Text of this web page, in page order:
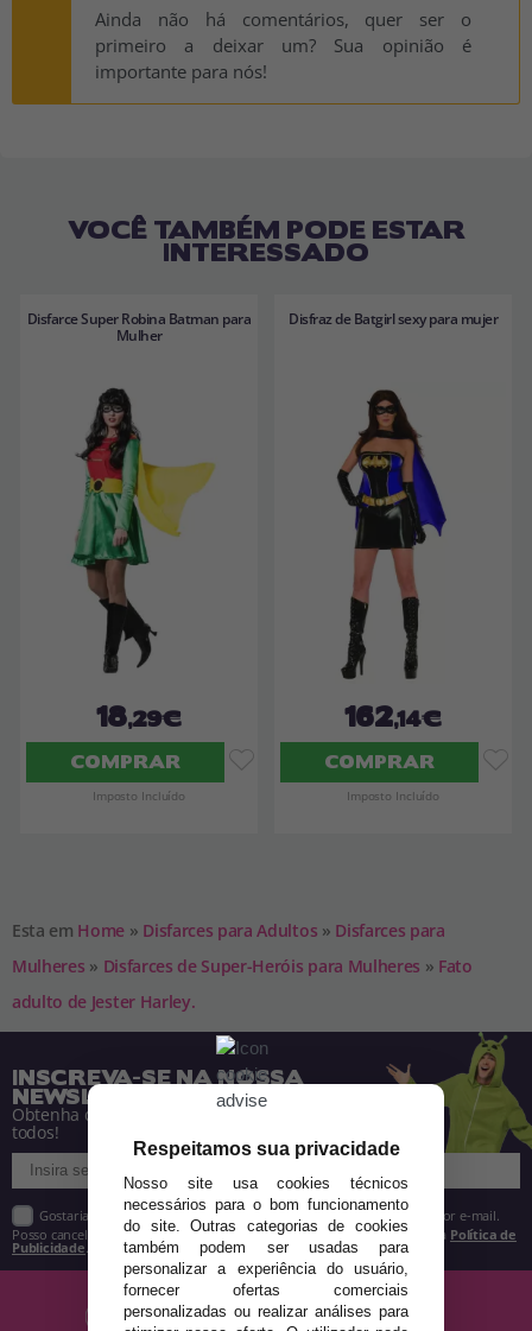
Ainda não há comentários, quer ser o
primeiro a deixar um? Sua opinião é
importante para nós!
VOCÊ TAMBÉM PODE ESTAR
INTERESSADO
Disfarce Super Robina Batman para
Mulher
18,29€
COMPRAR
Imposto Incluído
Disfraz de Batgirl sexy para mujer
162,14€
COMPRAR
Imposto Incluído
Esta em Home » Disfarces para Adultos » Disfarces para
Mulheres » Disfarces de Super-Heróis para Mulheres » Fato
adulto de Jester Harley.
INSCREVA-SE NA NOSSA
NEWSLETTER
Obtenha descontos e saiba de tudo antes de
todos!
Gostaria de receber descontos exclusivos, novidades e tendências por e-mail.
Posso cancelar a inscrição a qualquer momento, conforme estipulado na Política de
Publicidade
Respeitamos sua privacidade
Nosso site usa cookies técnicos
necessários para o bom funcionamento
do site. Outras categorias de cookies
também podem ser usadas para
personalizar a experiência do usuário,
fornecer ofertas comerciais
personalizadas ou realizar análises para